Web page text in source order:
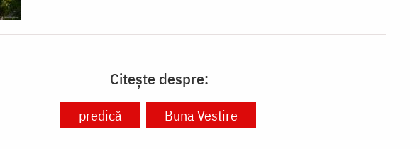
Citește despre:
predică Buna Vestire